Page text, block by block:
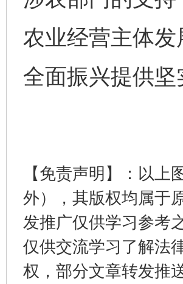
农业经营主体
全面振兴提供坚
【免责声明】：以
外），其版权均属于
发推广仅供学习参考
仅供交流学习了解法
权，部分文章转发推